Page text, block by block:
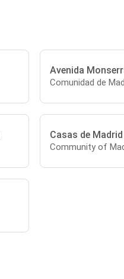
Avenida
Comunidad de
Casas de Madrid
Community of